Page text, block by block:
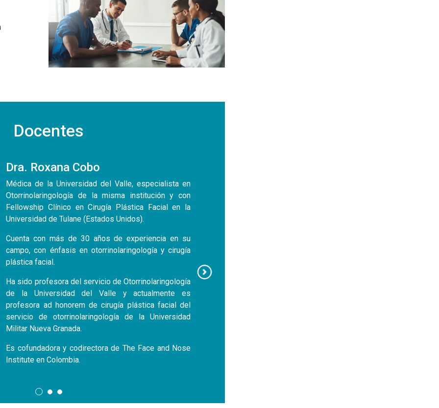
Docentes
Dra. Roxana Cobo
Médica de la Universidad del Valle, especialista en
Otorrinolaringología de la misma institución y con
Fellowship Clínico en Cirugía Plástica Facial en la
Universidad de Tulane (Estados Unidos).
Cuenta con más de 30 años de experiencia en su
campo, con énfasis en otorrinolaringología y cirugía
plástica facial.
Ha sido profesora del servicio de Otorrinolaringología
de la Universidad del Valle y actualmente es
profesora ad honorem de cirugía plástica facial del
servicio de otorrinolaringología de la Universidad
Militar Nueva Granada.
Es cofundadora y codirectora de The Face and Nose
Institute en Colombia.